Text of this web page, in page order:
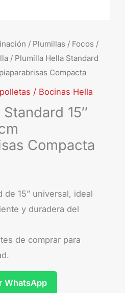
/ Plumillas / Focos /
/ Plumilla Hella Standard
Compacta
/ Bocinas Hella
15″
Compacta
de 15” universal, ideal
y duradera del
de comprar para
WhatsApp